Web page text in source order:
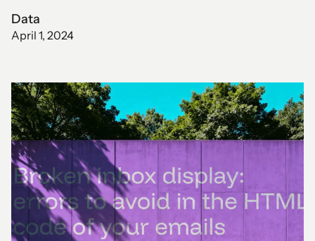
Data
April 1, 2024